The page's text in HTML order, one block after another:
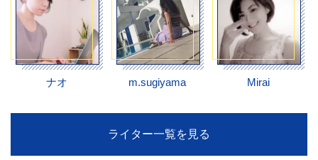
ナオ m.sugiyama Mirai
ライター一覧を見る